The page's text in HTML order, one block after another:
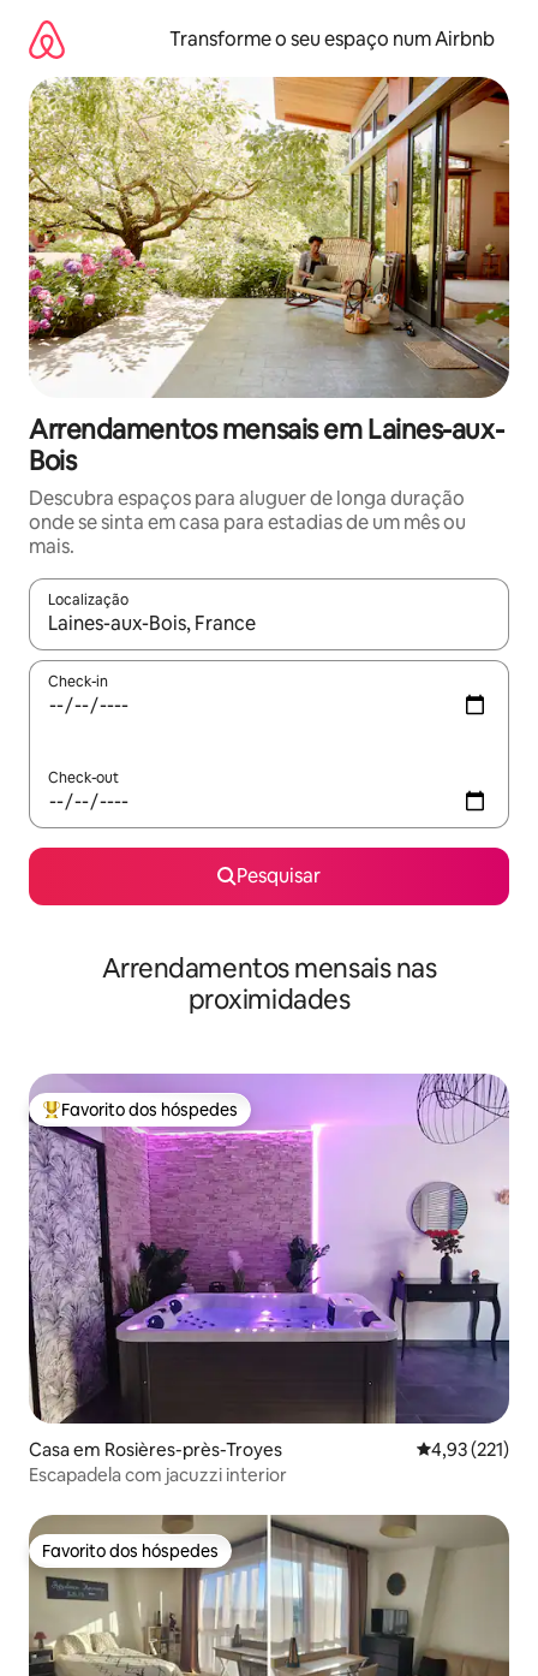
para
conteúdo
Transforme o seu espaço num Airbnb
Arrendamentos mensais em Laines-aux-
Bois
Descubra espaços para aluguer de longa duração
onde se sinta em casa para estadias de um mês ou
mais.
Localização
Quando os resultados estiverem disponíveis, navegue com
Check-in
Check-out
Pesquisar
Arrendamentos mensais nas
proximidades
Favoritos dos hóspedes mais apreciados
Favorito dos hóspedes
Casa em Rosières-près-Troyes Classificação
4,93 (221)
Escapadela com jacuzzi interior
Favorito dos hóspedes
Favorito dos hóspedes